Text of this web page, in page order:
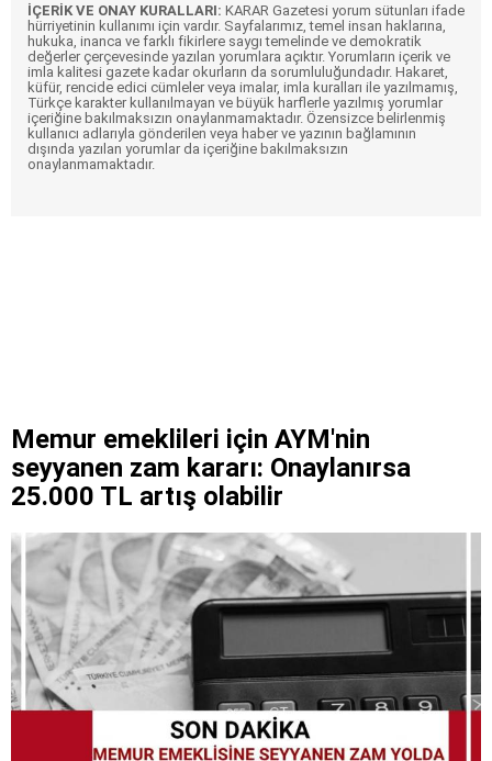
İÇERİK VE ONAY KURALLARI: KARAR Gazetesi yorum sütunları ifade
hürriyetinin kullanımı için vardır. Sayfalarımız, temel insan haklarına,
hukuka, inanca ve farklı fikirlere saygı temelinde ve demokratik
değerler çerçevesinde yazılan yorumlara açıktır. Yorumların içerik ve
imla kalitesi gazete kadar okurların da sorumluluğundadır. Hakaret,
küfür, rencide edici cümleler veya imalar, imla kuralları ile yazılmamış,
Türkçe karakter kullanılmayan ve büyük harflerle yazılmış yorumlar
içeriğine bakılmaksızın onaylanmamaktadır. Özensizce belirlenmiş
kullanıcı adlarıyla gönderilen veya haber ve yazının bağlamının
dışında yazılan yorumlar da içeriğine bakılmaksızın
onaylanmamaktadır.
Memur emeklileri için AYM'nin
seyyanen zam kararı: Onaylanırsa
25.000 TL artış olabilir